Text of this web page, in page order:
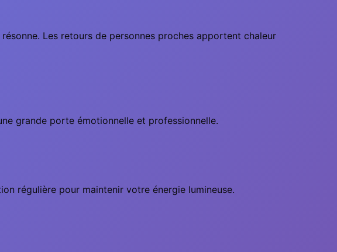
Les retours de personnes proches apportent chaleur
grande porte émotionnelle et professionnelle.
régulière pour maintenir votre énergie lumineuse.